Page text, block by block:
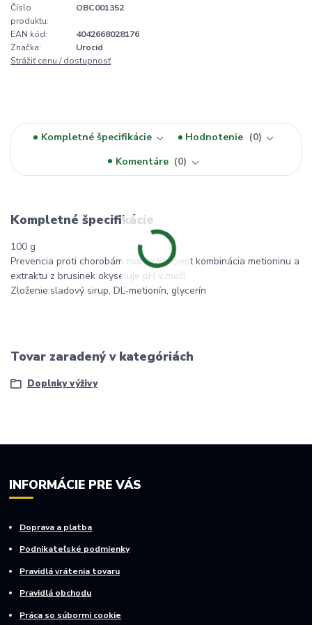
Číslo
produktu:
OBC001352
EAN kód:
4042668028176
Značka:
Urocid
Strážiť cenu / dostupnosť
Kompletné špecifikácie Hodnotenie
0
Komentáre
0
Kompletné špecifikácie
100 g
Prevencia proti chorobám močových ciest kombinácia metioninu a
extraktu z brusinek okyseluje pH v moči.
Zloženie:sladový sirup, DL-metionín, glycerín
Tovar zaradený v kategóriách
Doplnky výživy
INFORMÁCIE PRE VÁS
Doprava a platba
Podnikateľské podmienky
Pravidlá vrátenia tovaru
Pravidlá obchodu
Práca so súbormi cookie